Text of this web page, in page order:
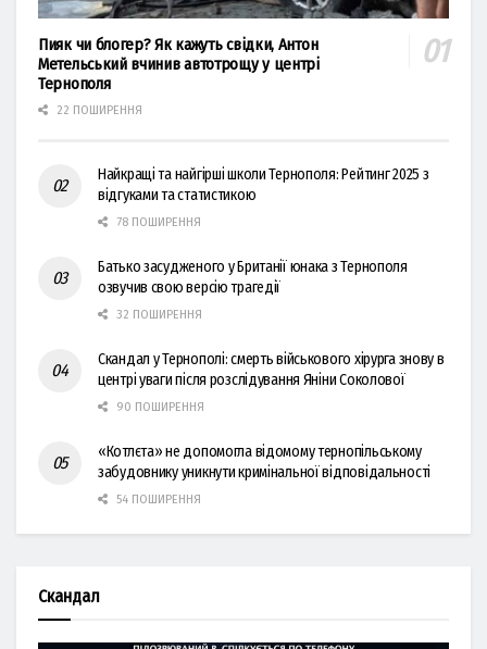
Пияк чи блогер? Як кажуть свідки, Антон
Метельський вчинив автотрощу у центрі
Тернополя
22 ПОШИРЕННЯ
Найкращі та найгірші школи Тернополя: Рейтинг 2025 з
відгуками та статистикою
78 ПОШИРЕННЯ
Батько засудженого у Британії юнака з Тернополя
озвучив свою версію трагедії
32 ПОШИРЕННЯ
Скандал у Тернополі: смерть військового хірурга знову в
центрі уваги після розслідування Яніни Соколової
90 ПОШИРЕННЯ
«Котлєта» не допомогла відомому тернопільському
забудовнику уникнути кримінальної відповідальності
54 ПОШИРЕННЯ
Скандал